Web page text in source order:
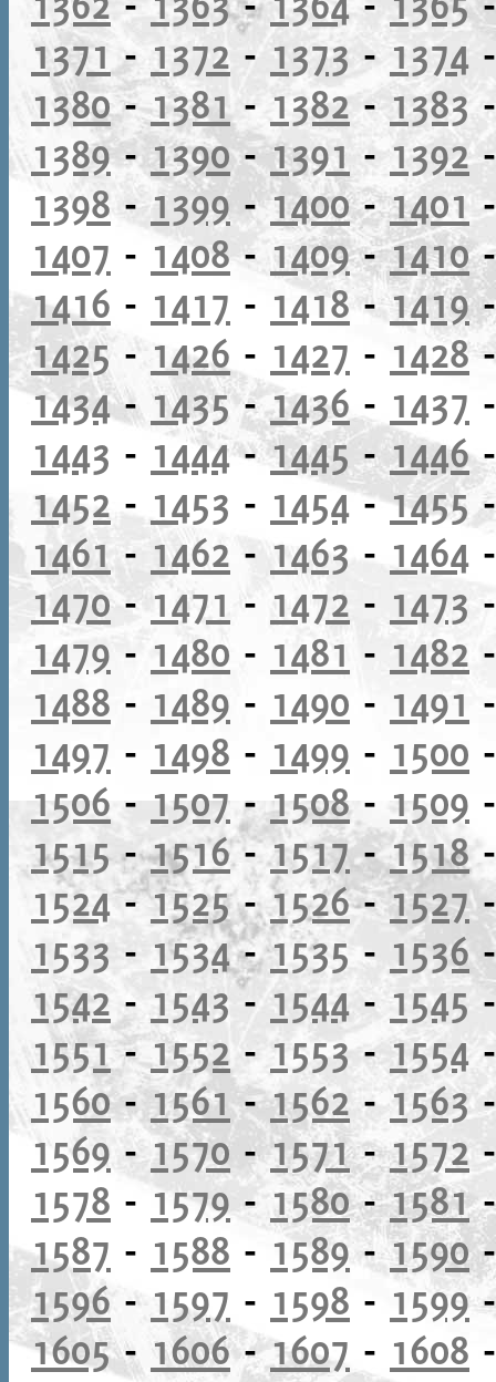
1371 - 1372 - 1373 - 1374
1380-1381- 1382 - 1383
1389-1390-1391 -1392
1398 -1399 -1400-1401
1407 - 1408-1409-1410
1416 - 1417 - 1418-1419
1425- 1426 - 1427 - 1428
1434- 1435-1436 - 1437
1443 - 1444-1445- 1446
1452 - 1453 - 1454-1455
1461 - 1462 - 1463 - 1464
1470-1471 - 1472 - 1473
1479 - 1480 - 1481 - 1482
1488 - 1489 - 1490 - 1491
1497 - 1498 - 1499 - 1500
1506 - 1507 -1508- 1509
1515-1516-1517-1518
1524-1525-1526-1527
1533 - 1534-1535 - 1536
1542 - 1543- 1544-1545
1551-1552 - 1553-1554
1560-1561-1562-1563
1569 -1570-1571-1572
1578 - 1579 -1580-1581
1587 - 1588 - 1589-1590
1596- 1597 - 1598 - 1599
1605- 1606-1607 - 1608